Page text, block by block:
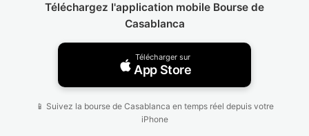
Sonasid
39 DH
11.5 DH
SGTM
0 DH
Téléchargez l'application mobile Bourse de
Casablanca
Télécharger sur
App Store
📱 Suivez la bourse de Casablanca en temps réel depuis votre
iPhone